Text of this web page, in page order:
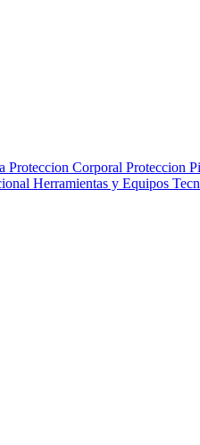
Proteccion Corporal Proteccion
Herramientas y Equipos